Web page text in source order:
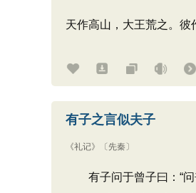
天作高山，大王荒之。彼
有子之言似夫子
《礼记》 〔先秦〕
有子问于曾子曰：“问丧